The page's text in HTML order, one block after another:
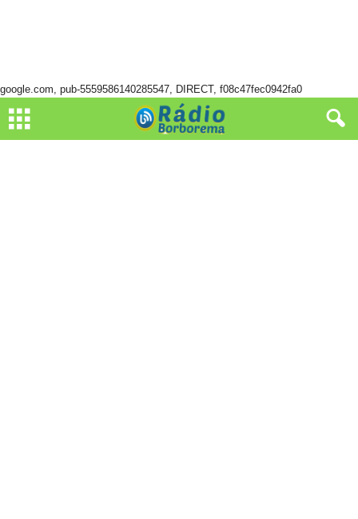
google.com, pub-5559586140285547, DIRECT, f08c47fec0942fa0